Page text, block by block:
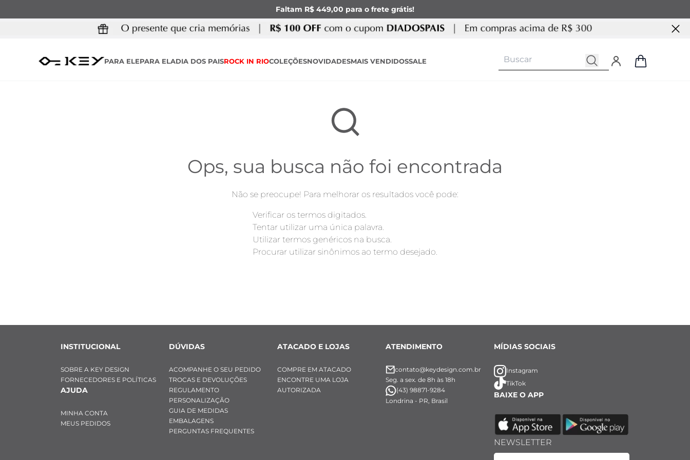
Faltam R$ 449,00 para o frete grátis!
PARA ELEPARA ELADIA DOS PAISROCK IN RIOCOLEÇÕESNOVIDADESMAIS VENDIDOSSALE
Ops, sua busca não foi encontrada
Não se preocupe! Para melhorar os resultados você pode:
Verificar os termos digitados.
Tentar utilizar uma única palavra.
Utilizar termos genéricos na busca.
Procurar utilizar sinônimos ao termo desejado.
INSTITUCIONAL
SOBRE A KEY DESIGN
FORNECEDORES E POLÍTICAS
AJUDA
MINHA CONTA
MEUS PEDIDOS
DÚVIDAS
ACOMPANHE O SEU PEDIDO
TROCAS E DEVOLUÇÕES
REGULAMENTO
PERSONALIZAÇÃO
GUIA DE MEDIDAS
EMBALAGENS
PERGUNTAS FREQUENTES
ATACADO E LOJAS
COMPRE EM ATACADO
ENCONTRE UMA LOJA
AUTORIZADA
ATENDIMENTO
contato@keydesign.com.br
Seg. a sex. de 8h às 18h
(43) 98871-9284
Londrina - PR, Brasil
MÍDIAS SOCIAIS
Instagram
TikTok
BAIXE O APP
NEWSLETTER